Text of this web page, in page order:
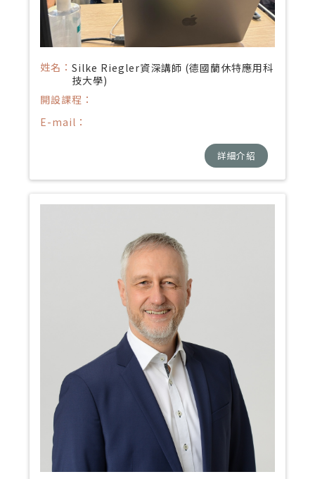
姓名：Silke Riegler資深講師 (德國蘭休特應用科
技大學)
開設課程：
E-mail：
詳細介紹